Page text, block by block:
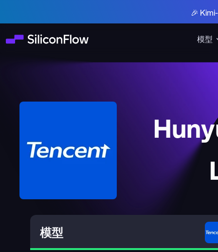
模型
🎉
模型